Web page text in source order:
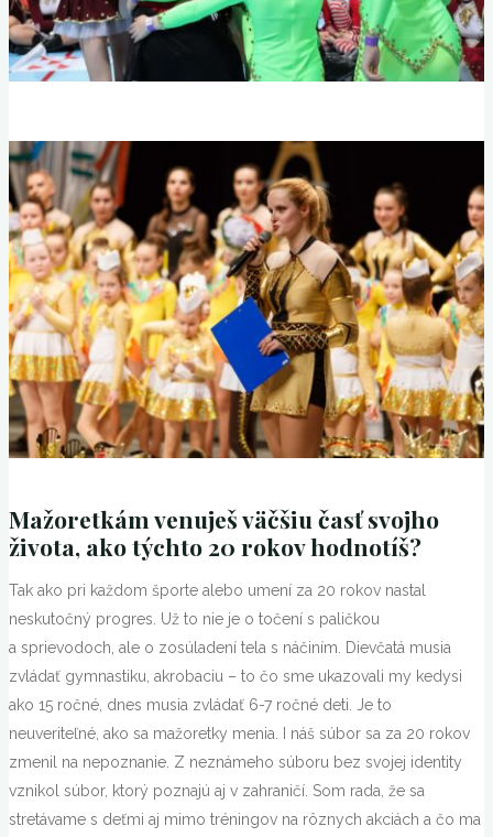
Mažoretkám venuješ väčšiu časť svojho
života, ako týchto 20 rokov hodnotíš?
Tak ako pri každom športe alebo umení za 20 rokov nastal
neskutočný progres. Už to nie je o točení s paličkou
a sprievodoch, ale o zosúladení tela s náčiním. Dievčatá musia
zvládať gymnastiku, akrobaciu – to čo sme ukazovali my kedysi
ako 15 ročné, dnes musia zvládať 6-7 ročné deti. Je to
neuveriteľné, ako sa mažoretky menia. I náš súbor sa za 20 rokov
zmenil na nepoznanie. Z neznámeho súboru bez svojej identity
vznikol súbor, ktorý poznajú aj v zahraničí. Som rada, že sa
stretávame s deťmi aj mimo tréningov na rôznych akciách a čo ma